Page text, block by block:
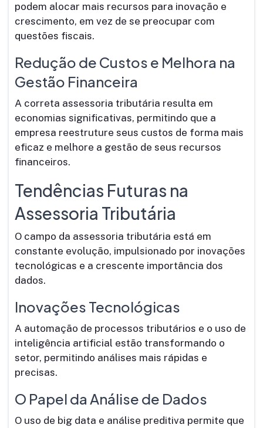
podem alocar mais recursos para inovação e
crescimento, em vez de se preocupar com
questões fiscais.
Redução de Custos e Melhora na
Gestão Financeira
A correta assessoria tributária resulta em
economias significativas, permitindo que a
empresa reestruture seus custos de forma mais
eficaz e melhore a gestão de seus recursos
financeiros.
Tendências Futuras na
Assessoria Tributária
O campo da assessoria tributária está em
constante evolução, impulsionado por inovações
tecnológicas e a crescente importância dos
dados.
Inovações Tecnológicas
A automação de processos tributários e o uso de
inteligência artificial estão transformando o
setor, permitindo análises mais rápidas e
precisas.
O Papel da Análise de Dados
O uso de big data e análise preditiva permite que